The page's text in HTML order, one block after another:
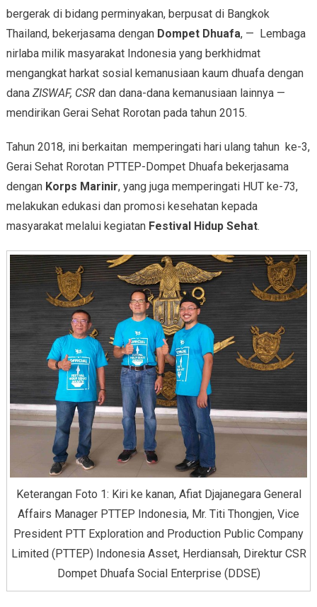
bergerak di bidang perminyakan, berpusat di Bangkok
Thailand, bekerjasama dengan Dompet Dhuafa, — Lembaga
nirlaba milik masyarakat Indonesia yang berkhidmat
mengangkat harkat sosial kemanusiaan kaum dhuafa dengan
dana ZISWAF, CSRdan dana-dana kemanusiaan lainnya —
mendirikan Gerai Sehat Rorotan pada tahun 2015.
Tahun 2018, ini berkaitan memperingati hari ulang tahun ke-3,
Gerai Sehat Rorotan PTTEP-Dompet Dhuafa bekerjasama
dengan Korps Marinir, yang juga memperingati HUT ke-73,
melakukan edukasi dan promosi kesehatan kepada
masyarakat melalui kegiatan Festival Hidup Sehat.
Keterangan Foto 1: Kiri ke kanan, Afiat Djajanegara General
Affairs Manager PTTEP Indonesia, Mr. Titi Thongjen, Vice
President PTT Exploration and Production Public Company
Limited (PTTEP) Indonesia Asset, Herdiansah, Direktur CSR
Dompet Dhuafa Social Enterprise (DDSE)